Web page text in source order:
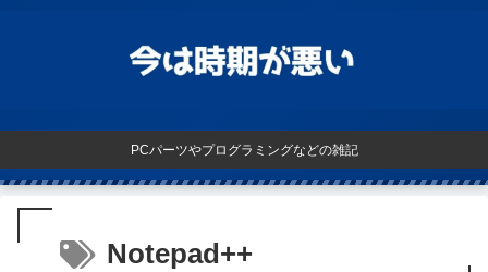
PCパーツやプログラミングなどの雑記
Notepad++